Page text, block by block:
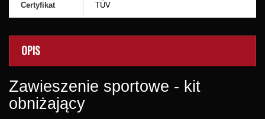
Certyfikat TÜV
OPIS
Zawieszenie sportowe - kit
obniżający